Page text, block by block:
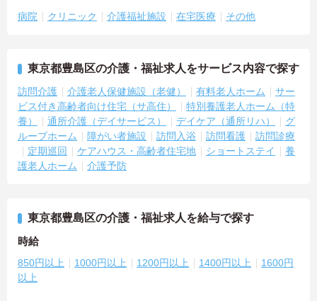
病院 クリニック 介護福祉施設 在宅医療 その他
東京都豊島区の介護・福祉求人をサービス内容で探す
訪問介護 介護老人保健施設（老健） 有料老人ホーム
サー
ビス付き高齢者向け住宅（サ高住）
特別養護老人ホーム（特
養）
通所介護（デイサービス） デイケア（通所リハ）
グ
ループホーム
障がい者施設 訪問入浴 訪問看護
訪問診療
定期巡回
ケアハウス・高齢者住宅地 ショートステイ
養
護老人ホーム
介護予防
東京都豊島区の介護・福祉求人を給与で探す
時給
850円以上 1000円以上 1200円以上 1400円以上
1600円
以上